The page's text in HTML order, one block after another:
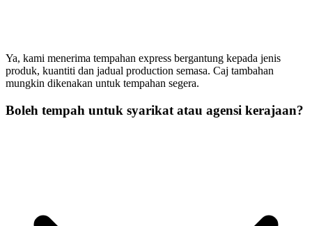
Ya, kami menerima tempahan express bergantung kepada jenis
produk, kuantiti dan jadual production semasa. Caj tambahan
mungkin dikenakan untuk tempahan segera.
Boleh tempah untuk syarikat atau agensi kerajaan?